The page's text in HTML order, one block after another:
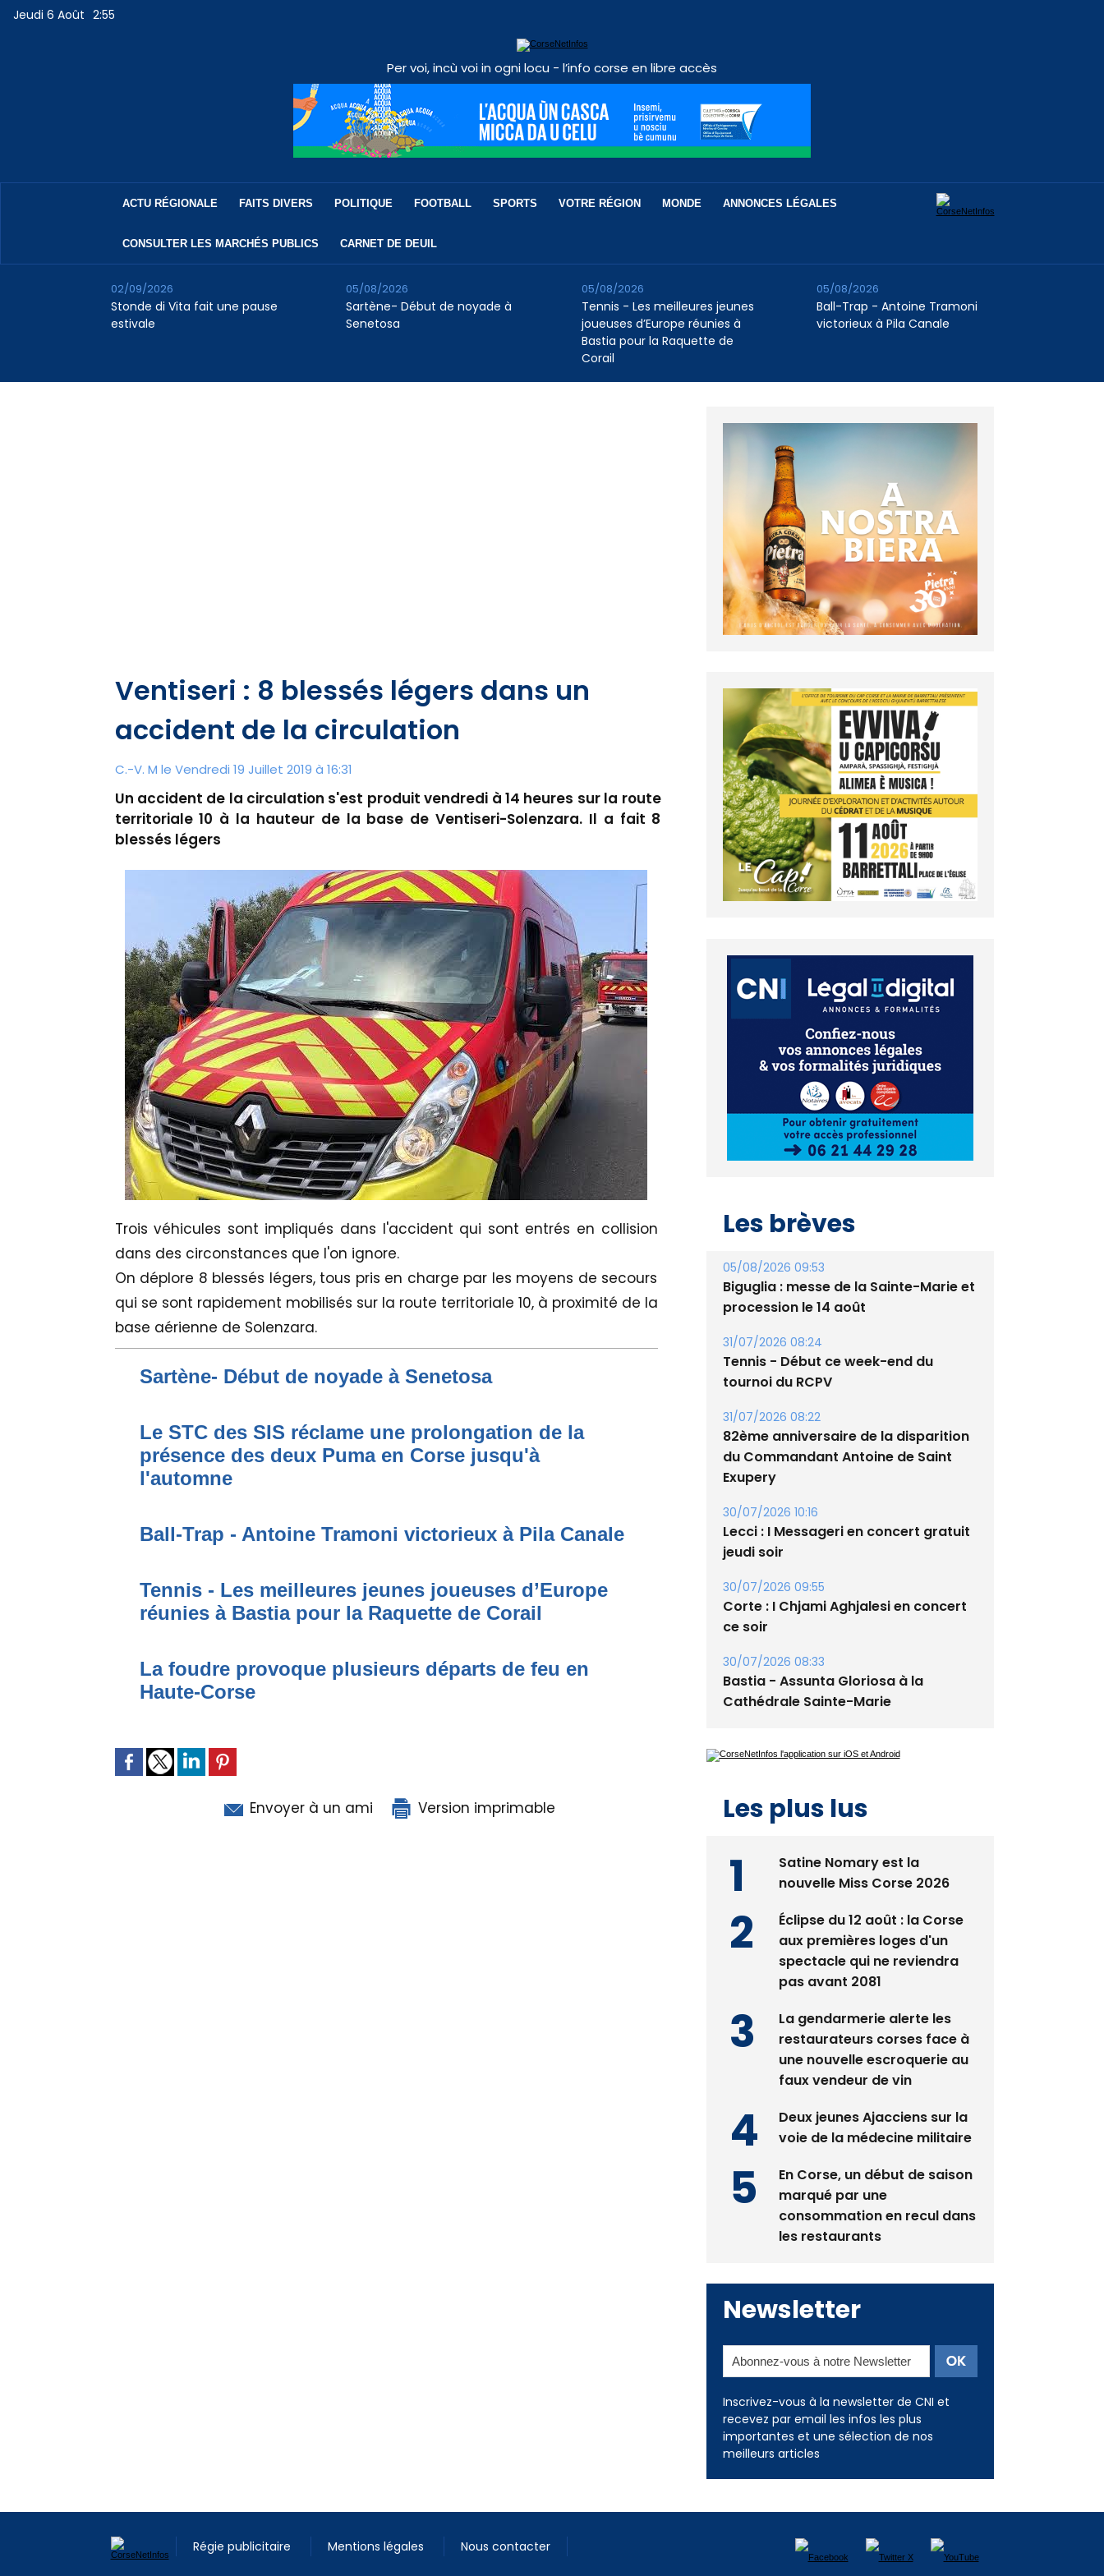
Jeudi 6 Août 2:55
Per voi, incù voi in ogni locu - l’info corse en libre accès
ACTU RÉGIONALE FAITS DIVERS POLITIQUE FOOTBALL SPORTS VOTRE RÉGION MONDE ANNONCES LÉGALES
CONSULTER LES MARCHÉS PUBLICS CARNET DE DEUIL
Stonde di Vita fait une pause
estivale
02/09/2026
Sartène- Début de noyade à
Senetosa
05/08/2026
Tennis - Les meilleures jeunes
joueuses d’Europe réunies à
Bastia pour la Raquette de
Corail
05/08/2026
Ball-Trap - Antoine Tramoni
victorieux à Pila Canale
05/08/2026
Ventiseri : 8 blessés légers dans un
accident de la circulation
C.-V. M le Vendredi 19 Juillet 2019 à 16:31
Un accident de la circulation s'est produit vendredi à 14 heures sur la route
territoriale 10 à la hauteur de la base de Ventiseri-Solenzara. Il a fait 8
blessés légers
Trois véhicules sont impliqués dans l'accident qui sont entrés en collision
dans des circonstances que l'on ignore.
On déplore 8 blessés légers, tous pris en charge par les moyens de secours
qui se sont rapidement mobilisés sur la route territoriale 10, à proximité de la
base aérienne de Solenzara.
Sartène- Début de noyade à Senetosa
Le STC des SIS réclame une prolongation de la
présence des deux Puma en Corse jusqu'à
l'automne
Ball-Trap - Antoine Tramoni victorieux à Pila Canale
Tennis - Les meilleures jeunes joueuses d’Europe
réunies à Bastia pour la Raquette de Corail
La foudre provoque plusieurs départs de feu en
Haute-Corse
Envoyer à un ami Version imprimable
Les brèves
05/08/2026 09:53
Biguglia : messe de la Sainte-Marie et
procession le 14 août
31/07/2026 08:24
Tennis - Début ce week-end du
tournoi du RCPV
31/07/2026 08:22
82ème anniversaire de la disparition
du Commandant Antoine de Saint
Exupery
30/07/2026 10:16
Lecci : I Messageri en concert gratuit
jeudi soir
30/07/2026 09:55
Corte : I Chjami Aghjalesi en concert
ce soir
30/07/2026 08:33
Bastia - Assunta Gloriosa à la
Cathédrale Sainte-Marie
Les plus lus
Satine Nomary est la
nouvelle Miss Corse 2026
Éclipse du 12 août : la Corse
aux premières loges d'un
spectacle qui ne reviendra
pas avant 2081
La gendarmerie alerte les
restaurateurs corses face à
une nouvelle escroquerie au
faux vendeur de vin
Deux jeunes Ajacciens sur la
voie de la médecine militaire
En Corse, un début de saison
marqué par une
consommation en recul dans
les restaurants
Newsletter
Inscrivez-vous à la newsletter de CNI et
recevez par email les infos les plus
importantes et une sélection de nos
meilleurs articles
Régie publicitaire Mentions légales Nous contacter